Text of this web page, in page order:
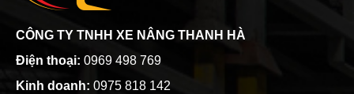
CÔNG TY TNHH XE NÂNG THANH HÀ
Điện thoại: 0969 498 769
Kinh doanh: 0975 818 142